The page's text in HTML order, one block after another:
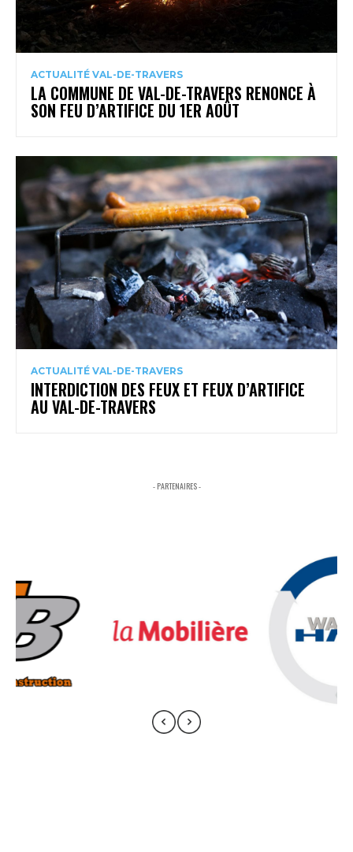
ACTUALITÉ VAL-DE-TRAVERS
LA COMMUNE DE VAL-DE-TRAVERS RENONCE À
SON FEU D’ARTIFICE DU 1ER AOÛT
ACTUALITÉ VAL-DE-TRAVERS
INTERDICTION DES FEUX ET FEUX D’ARTIFICE
AU VAL-DE-TRAVERS
- PARTENAIRES -